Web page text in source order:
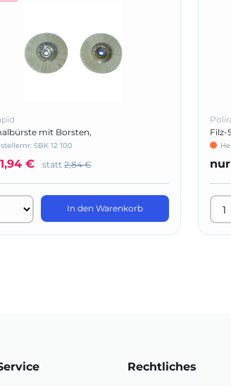
mit Borsten,
SBK 12 100
1,94 € statt 2,84 €
In den Warenkorb
Filz-
nur
Rechtliches